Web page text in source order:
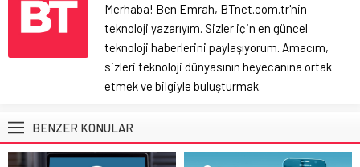
Merhaba! Ben Emrah, BTnet.com.tr'nin
teknoloji yazarıyım. Sizler için en güncel
teknoloji haberlerini paylaşıyorum. Amacım,
sizleri teknoloji dünyasının heyecanına ortak
etmek ve bilgiyle buluşturmak.
BENZER KONULAR